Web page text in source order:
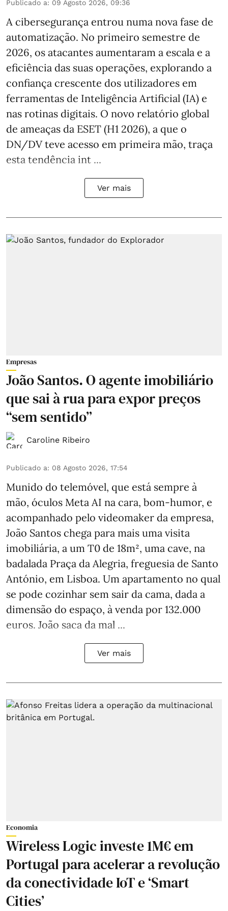
Publicado a: 09 Agosto 2026, 09:36
A cibersegurança entrou numa nova fase de
automatização. No primeiro semestre de
2026, os atacantes aumentaram a escala e a
eficiência das suas operações, explorando a
confiança crescente dos utilizadores em
ferramentas de Inteligência Artificial (IA) e
nas rotinas digitais. O novo relatório global
de ameaças da ESET (H1 2026), a que o
DN/DV teve acesso em primeira mão, traça
esta tendência int ...
Ver mais
Empresas
João Santos. O agente imobiliário
que sai à rua para expor preços
“sem sentido”
Caroline Ribeiro
Publicado a: 08 Agosto 2026, 17:54
Munido do telemóvel, que está sempre à
mão, óculos Meta AI na cara, bom-humor, e
acompanhado pelo videomaker da empresa,
João Santos chega para mais uma visita
imobiliária, a um T0 de 18m², uma cave, na
badalada Praça da Alegria, freguesia de Santo
António, em Lisboa. Um apartamento no qual
se pode cozinhar sem sair da cama, dada a
dimensão do espaço, à venda por 132.000
euros. João saca da mal ...
Ver mais
Economia
Wireless Logic investe 1M€ em
Portugal para acelerar a revolução
da conectividade IoT e ‘Smart
Cities’